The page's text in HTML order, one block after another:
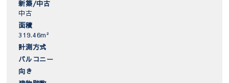
新築/中古
中古
面積
319.46m²
計測方式
バルコニー
向き